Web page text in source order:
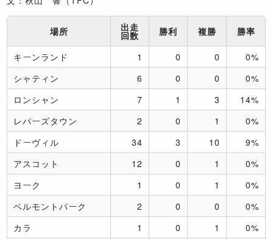
場所 出走
回数 勝利 複勝 勝率
キーンランド 1 0 0
0%
シャティン
6 0 0
0%
ロンシャン
7 1 3
14%
レパーズタウン
2 0 1
0%
ドーヴィル
34 3 10
9%
アスコット
12 0 1
0%
ヨーク
1 0 1
0%
ベルモントパーク
2 0 0
0%
カラ
1 0 1
0%